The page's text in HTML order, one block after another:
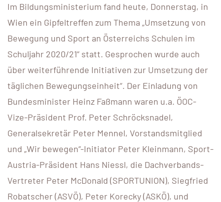
Im Bildungsministerium fand heute, Donnerstag, in
Wien ein Gipfeltreffen zum Thema „Umsetzung von
Bewegung und Sport an Österreichs Schulen im
Schuljahr 2020/21“ statt. Gesprochen wurde auch
über weiterführende Initiativen zur Umsetzung der
täglichen Bewegungseinheit“. Der Einladung von
Bundesminister Heinz Faßmann waren u.a. ÖOC-
Vize-Präsident Prof. Peter Schröcksnadel,
Generalsekretär Peter Mennel, Vorstandsmitglied
und „Wir bewegen“-Initiator Peter Kleinmann, Sport-
Austria-Präsident Hans Niessl, die Dachverbands-
Vertreter Peter McDonald (SPORTUNION), Siegfried
Robatscher (ASVÖ), Peter Korecky (ASKÖ), und